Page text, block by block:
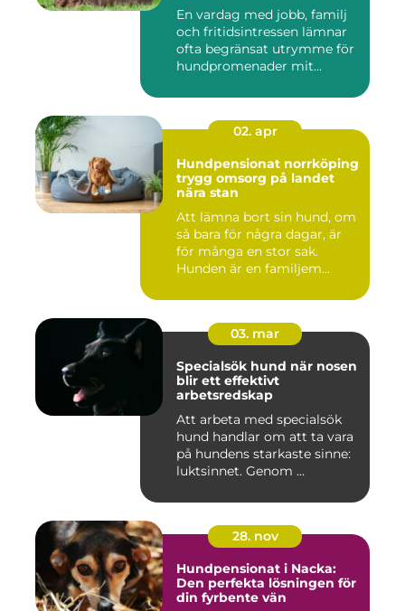
En vardag med jobb, familj
och fritidsintressen lämnar
ofta begränsat utrymme för
hundpromenader mit...
02. apr
Hundpensionat norrköping
trygg omsorg på landet
nära stan
Att lämna bort sin hund, om
så bara för några dagar, är
för många en stor sak.
Hunden är en familjem...
03. mar
Specialsök hund när nosen
blir ett effektivt
arbetsredskap
Att arbeta med specialsök
hund handlar om att ta vara
på hundens starkaste sinne:
luktsinnet. Genom ...
28. nov
Hundpensionat i Nacka:
Den perfekta lösningen för
din fyrbente vän